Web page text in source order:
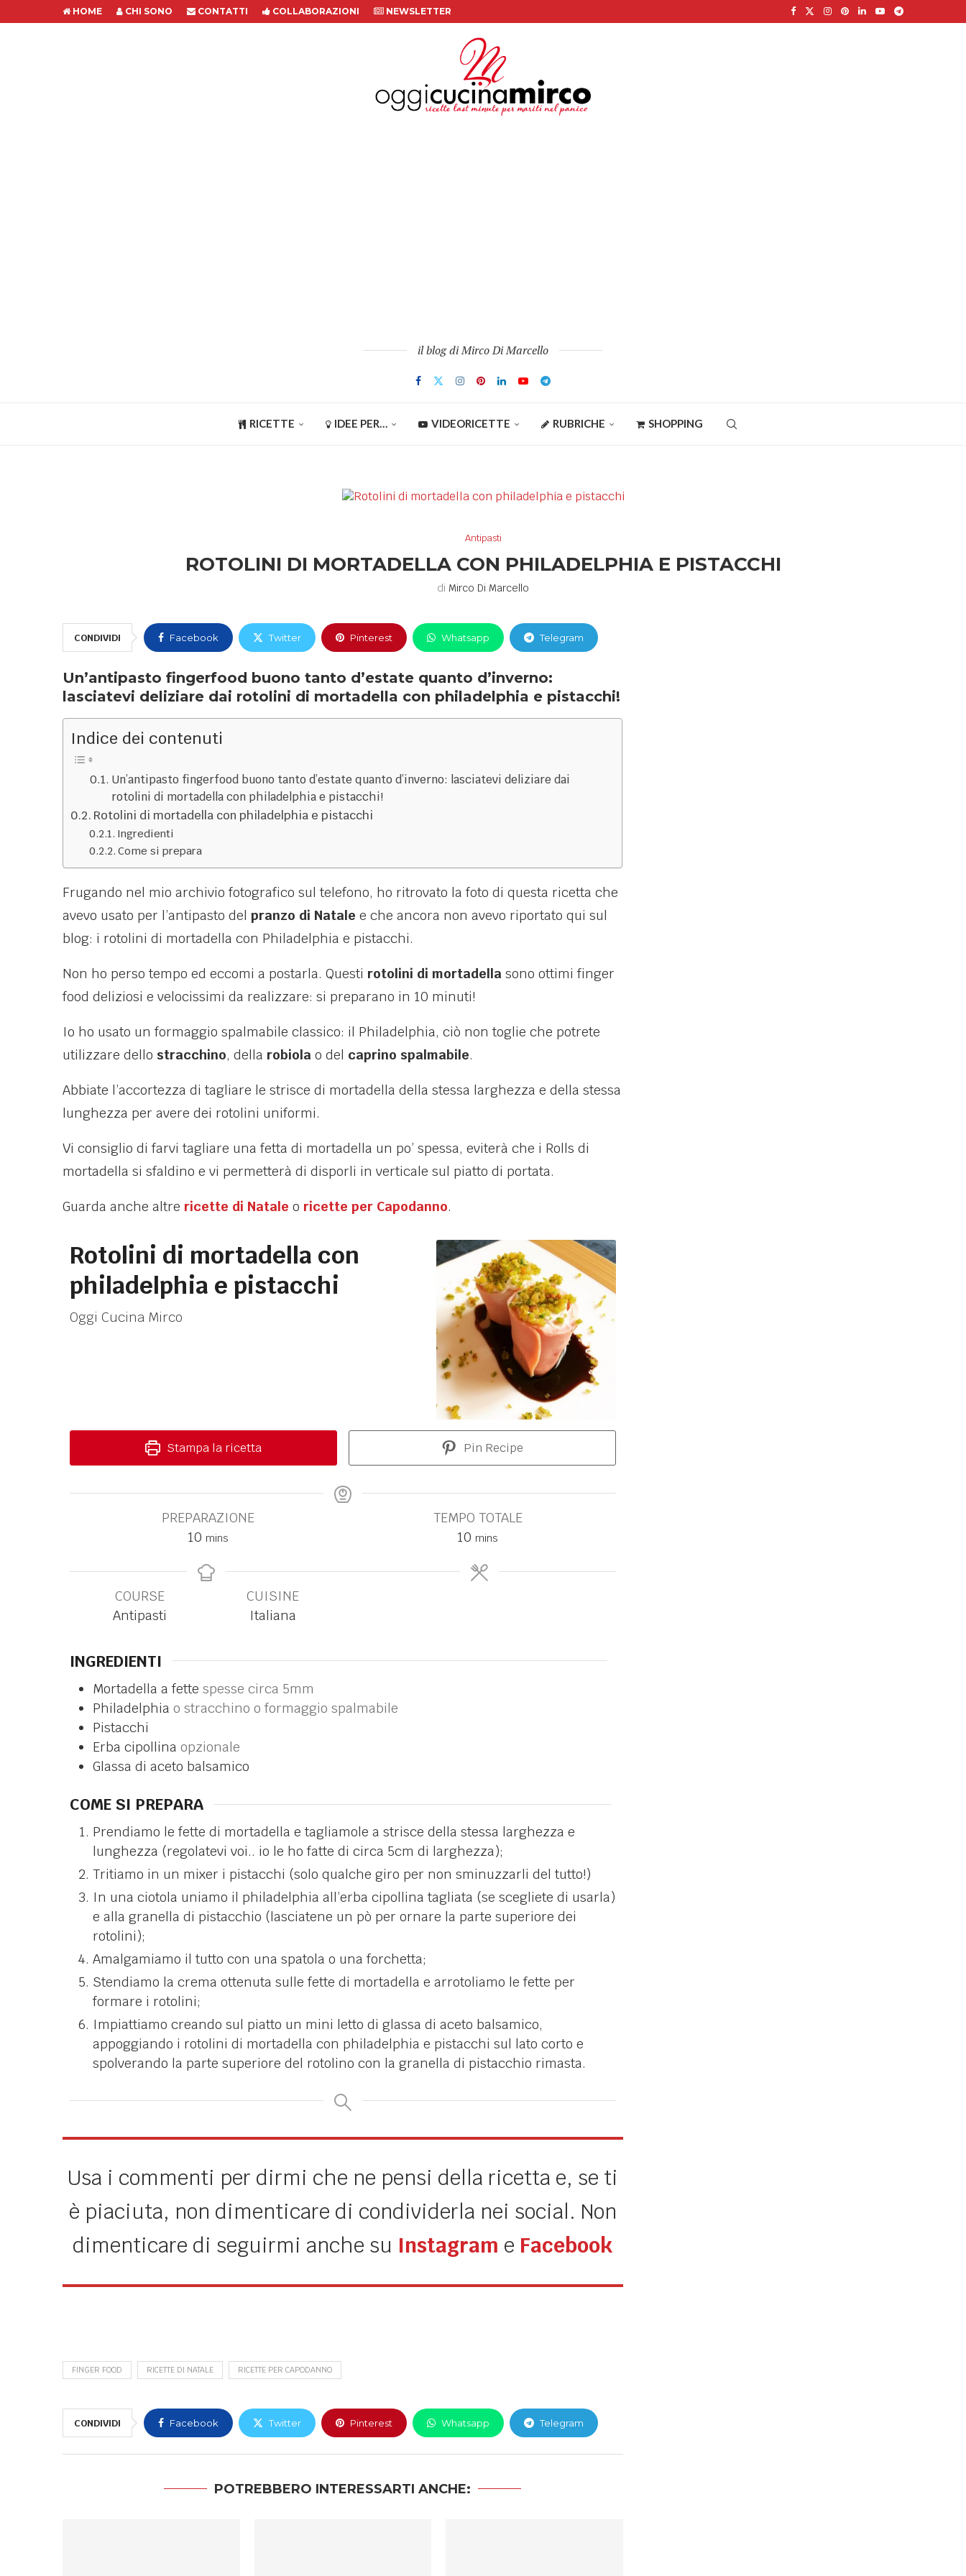
HOME CHI SONO CONTATTI COLLABORAZIONI NEWSLETTER
il blog di Mirco Di Marcello
RICETTE IDEE PER… VIDEORICETTE RUBRICHE SHOPPING
Antipasti
ROTOLINI DI MORTADELLA CON PHILADELPHIA E PISTACCHI
di Mirco Di Marcello
CONDIVIDI Facebook Twitter Pinterest Whatsapp Telegram
Un’antipasto fingerfood buono tanto d’estate quanto d’inverno:
lasciatevi deliziare dai rotolini di mortadella con philadelphia e pistacchi!
Indice dei contenuti
Un’antipasto fingerfood buono tanto d’estate quanto d’inverno: lasciatevi deliziare dai
rotolini di mortadella con philadelphia e pistacchi!
Rotolini di mortadella con philadelphia e pistacchi
Ingredienti
Come si prepara
Frugando nel mio archivio fotografico sul telefono, ho ritrovato la foto di questa ricetta che
avevo usato per l’antipasto del pranzo di Natale e che ancora non avevo riportato qui sul
blog: i rotolini di mortadella con Philadelphia e pistacchi.
Non ho perso tempo ed eccomi a postarla. Questi rotolini di mortadella sono ottimi finger
food deliziosi e velocissimi da realizzare: si preparano in 10 minuti!
Io ho usato un formaggio spalmabile classico: il Philadelphia, ciò non toglie che potrete
utilizzare dello stracchino, della robiola o del caprino spalmabile.
Abbiate l’accortezza di tagliare le strisce di mortadella della stessa larghezza e della stessa
lunghezza per avere dei rotolini uniformi.
Vi consiglio di farvi tagliare una fetta di mortadella un po’ spessa, eviterà che i Rolls di
mortadella si sfaldino e vi permetterà di disporli in verticale sul piatto di portata.
Guarda anche altre ricette di Natale o ricette per Capodanno.
Rotolini di mortadella con
philadelphia e pistacchi
Oggi Cucina Mirco
Stampa la ricetta Pin Recipe
PREPARAZIONE
10 mins
TEMPO TOTALE
10 mins
COURSE
Antipasti
CUISINE
Italiana
INGREDIENTI
Mortadella a fette spesse circa 5mm
Philadelphia o stracchino o formaggio spalmabile
Pistacchi
Erba cipollina opzionale
Glassa di aceto balsamico
COME SI PREPARA
Prendiamo le fette di mortadella e tagliamole a strisce della stessa larghezza e
lunghezza (regolatevi voi.. io le ho fatte di circa 5cm di larghezza);
Tritiamo in un mixer i pistacchi (solo qualche giro per non sminuzzarli del tutto!)
In una ciotola uniamo il philadelphia all’erba cipollina tagliata (se scegliete di usarla)
e alla granella di pistacchio (lasciatene un pò per ornare la parte superiore dei
rotolini);
Amalgamiamo il tutto con una spatola o una forchetta;
Stendiamo la crema ottenuta sulle fette di mortadella e arrotoliamo le fette per
formare i rotolini;
Impiattiamo creando sul piatto un mini letto di glassa di aceto balsamico,
appoggiando i rotolini di mortadella con philadelphia e pistacchi sul lato corto e
spolverando la parte superiore del rotolino con la granella di pistacchio rimasta.
Usa i commenti per dirmi che ne pensi della ricetta e, se ti
è piaciuta, non dimenticare di condividerla nei social. Non
dimenticare di seguirmi anche su Instagram e Facebook
FINGER FOOD RICETTE DI NATALE RICETTE PER CAPODANNO
CONDIVIDI Facebook Twitter Pinterest Whatsapp Telegram
POTREBBERO INTERESSARTI ANCHE: